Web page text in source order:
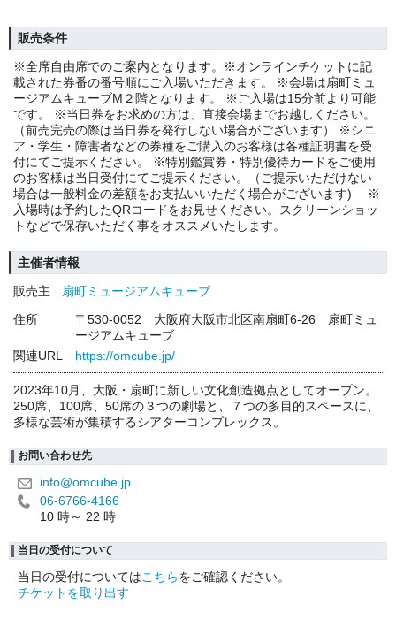
販売条件
※全席自由席でのご案内となります。※オンラインチケットに記
載された券番の番号順にご入場いただきます。 ※会場は扇町ミュ
ージアムキューブM２階となります。 ※ご入場は15分前より可能
です。 ※当日券をお求めの方は、直接会場までお越しください。
（前売完売の際は当日券を発行しない場合がございます） ※シニ
ア・学生・障害者などの券種をご購入のお客様は各種証明書を受
付にてご提示ください。 ※特別鑑賞券・特別優待カードをご使用
のお客様は当日受付にてご提示ください。（ご提示いただけない
場合は一般料金の差額をお支払いいただく場合がございます) ※
入場時は予約したQRコードをお見せください。スクリーンショッ
トなどで保存いただく事をオススメいたします。
主催者情報
販売主
扇町ミュージアムキューブ
住所
〒530-0052 大阪府大阪市北区南扇町6-26 扇町ミュ
ージアムキューブ
関連URL
https://omcube.jp/
2023年10月、大阪・扇町に新しい文化創造拠点としてオープン。
250席、100席、50席の３つの劇場と、７つの多目的スペースに、
多様な芸術が集積するシアターコンプレックス。
お問い合わせ先
info@omcube.jp
06-6766-4166
10 時～ 22 時
当日の受付について
当日の受付についてはこちらをご確認ください。
チケットを取り出す